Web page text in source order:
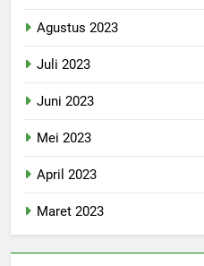
Agustus 2023
Juli 2023
Juni 2023
Mei 2023
April 2023
Maret 2023